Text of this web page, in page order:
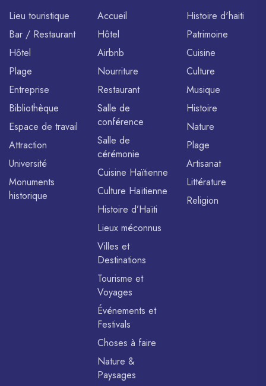
Lieu touristique
Bar / Restaurant
Hôtel
Plage
Entreprise
Bibliothèque
Espace de travail
Attraction
Université
Monuments
historique
Accueil
Hôtel
Airbnb
Nourriture
Restaurant
Salle de
conférence
Salle de
cérémonie
Cuisine Haïtienne
Culture Haïtienne
Histoire d’Haïti
Lieux méconnus
Villes et
Destinations
Tourisme et
Voyages
Événements et
Festivals
Choses à faire
Nature &
Paysages
Histoire d'haiti
Patrimoine
Cuisine
Culture
Musique
Histoire
Nature
Plage
Artisanat
Littérature
Religion